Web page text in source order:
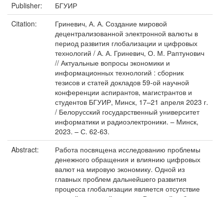
Publisher:
БГУИР
Citation:
Гриневич, А. А. Создание мировой
децентрализованной электронной валюты в
период развития глобализации и цифровых
технологий / А. А. Гриневич, О. М. Раптунович
// Актуальные вопросы экономики и
информационных технологий : сборник
тезисов и статей докладов 59-ой научной
конференции аспирантов, магистрантов и
студентов БГУИР, Минск, 17–21 апреля 2023 г.
/ Белорусский государственный университет
информатики и радиоэлектроники. – Минск,
2023. – С. 62-63.
Abstract:
Работа посвящена исследованию проблемы
денежного обращения и влиянию цифровых
валют на мировую экономику. Одной из
главных проблем дальнейшего развития
процесса глобализации является отсутствие